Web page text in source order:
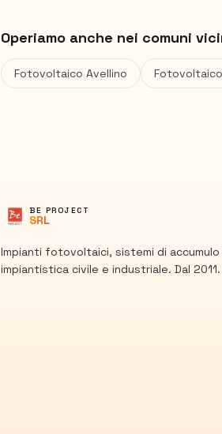
Operiamo anche nei comuni
Fotovoltaico Avellino Fotovoltaico
BE PROJECT
SRL
Impianti fotovoltaici, sistemi di accumulo
impiantistica civile e industriale. Dal 2011.